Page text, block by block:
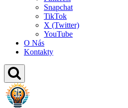
Snapchat
TikTok
X (Twitter)
YouTube
O Nás
Kontakty